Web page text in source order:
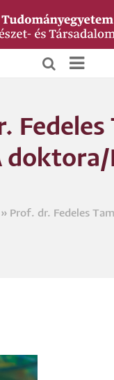
Fedeles
doktora/
Prof. dr. Fedeles